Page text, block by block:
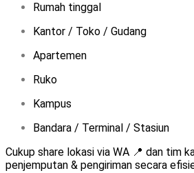
Rumah tinggal
Kantor / Toko / Gudang
Apartemen
Ruko
Kampus
Bandara / Terminal / Stasiun
Cukup share lokasi via WA 📍 dan tim
penjemputan & pengiriman secara